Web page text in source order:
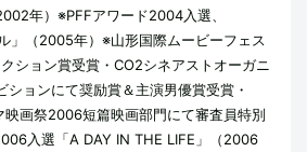
年）※PFFアワード2004入選、
」（2005年）※山形国際ムービーフェス
ション賞受賞・CO2シネアストオーガニ
ションにて奨励賞＆主演男優賞受賞・
映画祭2006短篇映画部門にて審査員特別
入選「A DAY IN THE LIFE」（2006